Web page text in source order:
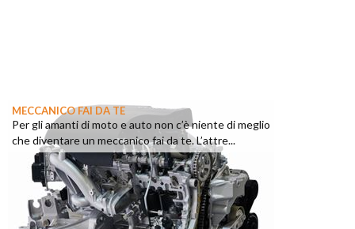
MECCANICO FAI DA TE
Per gli amanti di moto e auto non c’è niente di meglio
che diventare un meccanico fai da te. L’attre...